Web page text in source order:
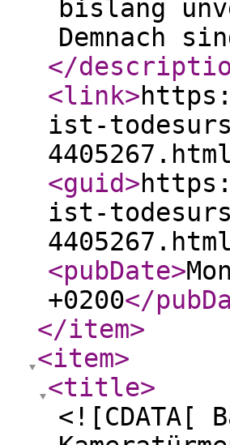
bislang
Demnach
</
<link>
ist-
4405267.html
<guid>
ist-
4405267.html
<pubDate>
+0200</
</item>
<item>
<title>
<![CDATA[